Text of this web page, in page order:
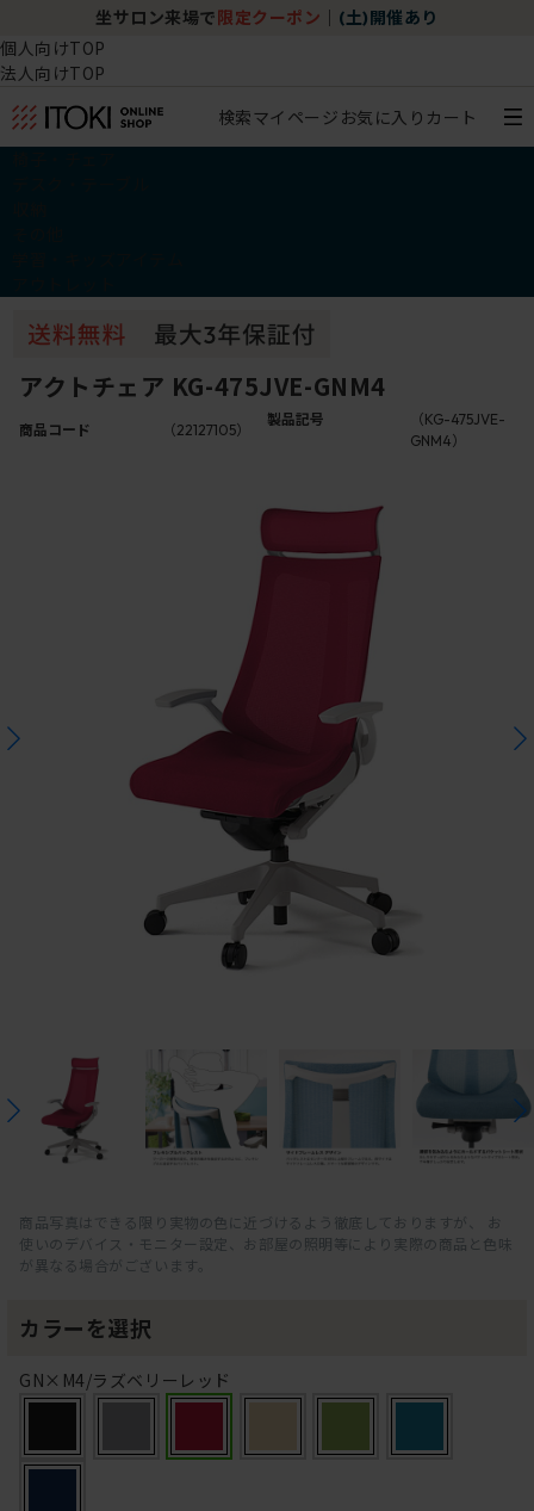
坐サロン来場で 限定クーポン (土)開催あり
個人向けTOP
法人向けTOP
検索マイページ お気に入り カート
アクトチェア KG-475JVE-GNM4
商品コード （22127105）
製品記号
（KG-475JVE-
GNM4）
商品写真はできる限り実物の色に近づけるよう徹底しておりますが、 お
使いのデバイス・モニター設定、お部屋の照明等により実際の商品と色味
が異なる場合がございます。
カラーを選択
GN×M4/ラズベリーレッド